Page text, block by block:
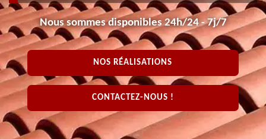
Nous sommes disponibles 24h/24 - 7j/7
NOS RÉALISATIONS
CONTACTEZ-NOUS !